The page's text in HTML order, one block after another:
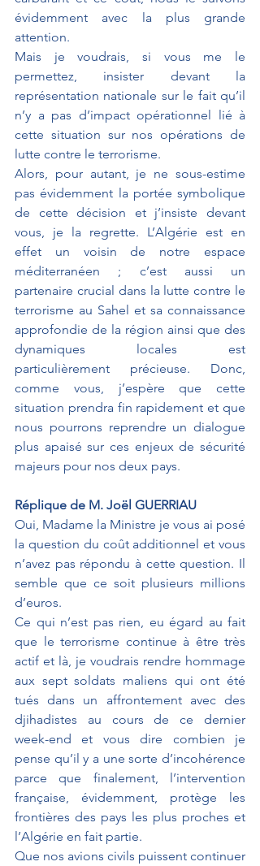
évidemment avec la plus grande
attention.
Mais je voudrais, si vous me le
permettez, insister devant la
représentation nationale sur le fait qu’il
n’y a pas d’impact opérationnel lié à
cette situation sur nos opérations de
lutte contre le terrorisme.
Alors, pour autant, je ne sous-estime
pas évidemment la portée symbolique
de cette décision et j’insiste devant
vous, je la regrette. L’Algérie est en
effet un voisin de notre espace
méditerranéen ; c’est aussi un
partenaire crucial dans la lutte contre le
terrorisme au Sahel et sa connaissance
approfondie de la région ainsi que des
dynamiques locales est
particulièrement précieuse. Donc,
comme vous, j’espère que cette
situation prendra fin rapidement et que
nous pourrons reprendre un dialogue
plus apaisé sur ces enjeux de sécurité
majeurs pour nos deux pays.
Réplique de M. Joël GUERRIAU
Oui, Madame la Ministre je vous ai posé
la question du coût additionnel et vous
n’avez pas répondu à cette question. Il
semble que ce soit plusieurs millions
d’euros.
Ce qui n’est pas rien, eu égard au fait
que le terrorisme continue à être très
actif et là, je voudrais rendre hommage
aux sept soldats maliens qui ont été
tués dans un affrontement avec des
djihadistes au cours de ce dernier
week-end et vous dire combien je
pense qu’il y a une sorte d’incohérence
parce que finalement, l’intervention
française, évidemment, protège les
frontières des pays les plus proches et
l’Algérie en fait partie.
Que nos avions civils puissent continuer